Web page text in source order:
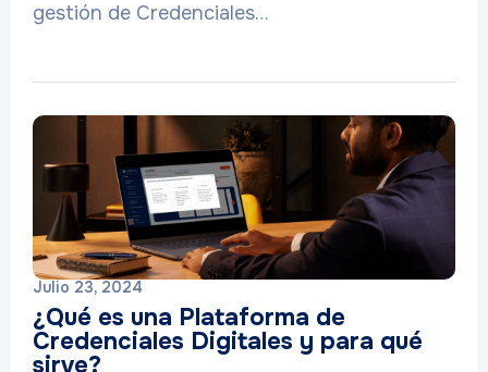
gestión de Credenciales…
Julio 23, 2024
¿Qué es una Plataforma de
Credenciales Digitales y para qué
sirve?